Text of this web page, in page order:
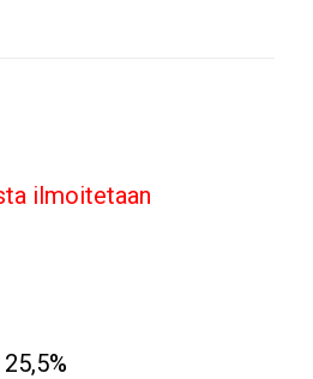
ilmoitetaan